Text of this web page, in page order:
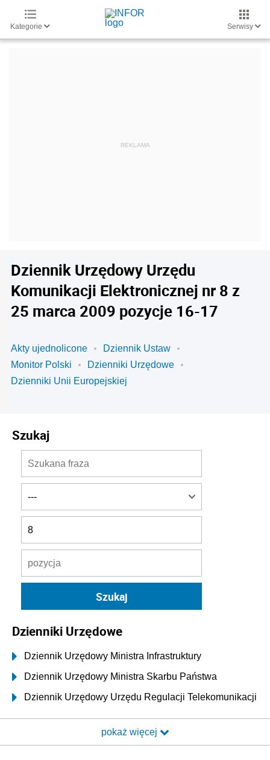
Kategorie Serwisy
Dziennik Urzędowy Urzędu
Komunikacji Elektronicznej nr 8 z
25 marca 2009 pozycje 16-17
Akty ujednolicone
Dziennik Ustaw
Monitor Polski
Dzienniki Urzędowe
Dzienniki Unii Europejskiej
Szukaj
Dzienniki Urzędowe
Dziennik Urzędowy Ministra Infrastruktury
Dziennik Urzędowy Ministra Skarbu Państwa
Dziennik Urzędowy Urzędu Regulacji Telekomunikacji
Dziennik Urzędowy Ministra Transportu i Budownictwa
pokaż więcej